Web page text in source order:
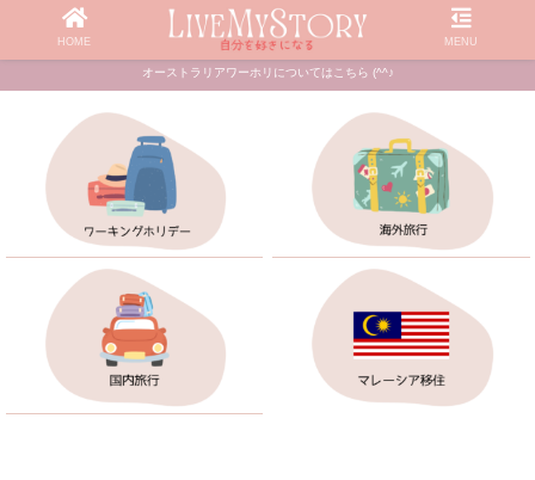
オーストラリアワーホリについてはこちら (^^♪
HOME MENU